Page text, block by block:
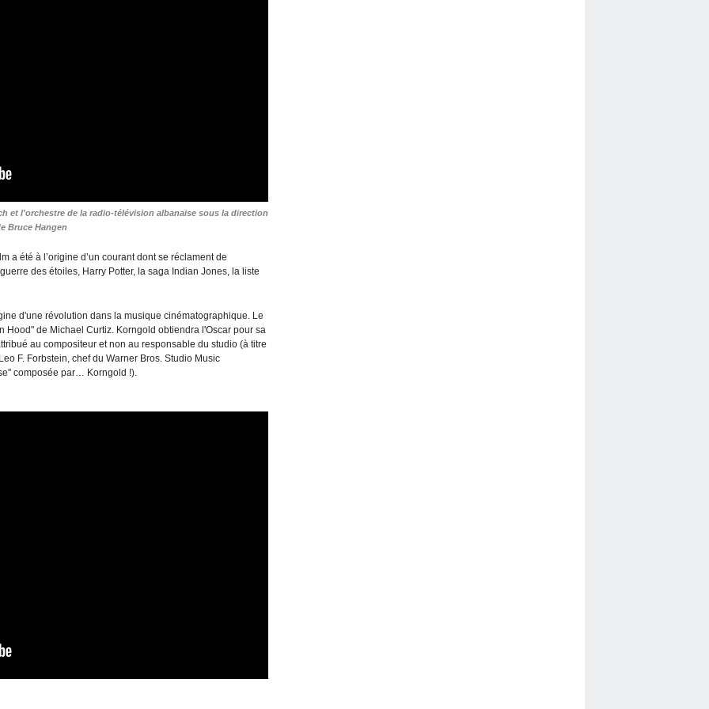
et l'orchestre de la radio-télévision albanaise sous la direction
Bruce Hangen
a été à l’origine d’un courant dont se réclament de
des étoiles, Harry Potter, la saga Indian Jones, la liste
d'une révolution dans la musique cinématographique. Le
Hood" de Michael Curtiz. Korngold obtiendra l'Oscar pour sa
au compositeur et non au responsable du studio (à titre
F. Forbstein, chef du Warner Bros. Studio Music
composée par… Korngold !).